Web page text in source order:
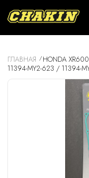
ГЛАВНАЯ
HONDA
11394-MY2-623 / 11394-